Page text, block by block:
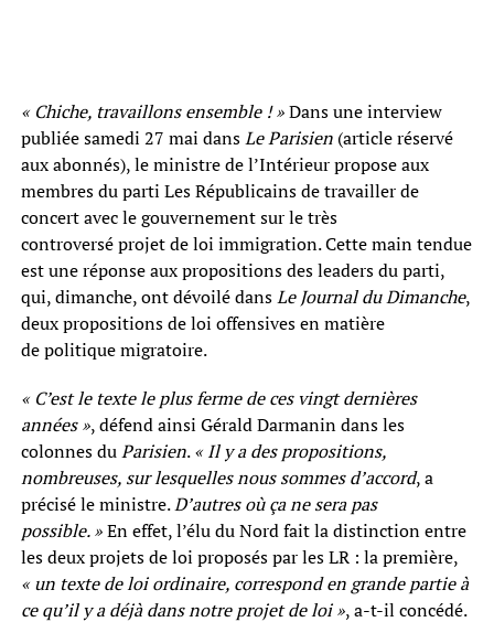
« Chiche, travaillons ensemble ! »Dans une interview
publiée samedi 27 mai dansLe Parisien(article réservé
aux abonnés), le ministre de l’Intérieur propose aux
membres du parti Les Républicains de travailler de
concert avec le gouvernement sur le très
controversé projet de loi immigration. Cette main tendue
est une réponse aux propositions des leaders du parti,
qui, dimanche, ont dévoilé dansLe Journal du Dimanche,
deux propositions de loi offensives en matière
de politique migratoire.
« C’est le texte le plus ferme de ces vingt dernières
années », défend ainsi Gérald Darmanin dans les
colonnes duParisien.«Il y a des propositions,
nombreuses, sur lesquelles nous sommes d’accord, a
précisé le ministre.D’autres où ça ne sera pas
possible. »En effet, l’élu du Nord fait la distinction entre
les deux projets de loi proposés par les LR : la première,
« un texte de loi ordinaire, correspond en grande partie à
ce qu’il y a déjà dans notre projet de loi », a-t-il concédé.